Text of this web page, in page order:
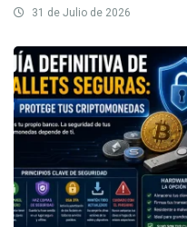
31 de Julio de 2026